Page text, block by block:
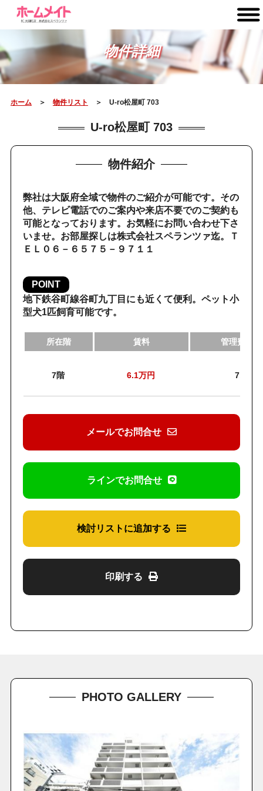
物件詳細
ホーム＞ 物件リスト ＞ U-ro松屋町 703
U-ro松屋町 703
物件紹介
弊社は大阪府全域で物件のご紹介が可能です。その
他、テレビ電話でのご案内や来店不要でのご契約も
可能となっております。お気軽にお問い合わせ下さ
いませ。お部屋探しは株式会社スペランツァ迄。Ｔ
ＥＬ０６－６５７５－９７１１
POINT
地下鉄谷町線谷町九丁目にも近くて便利。ペット小
型犬1匹飼育可能です。
所在階 賃料 管理費・
7階 6.1万円 7,000
メールでお問合せ
ラインでお問合せ
検討リストに追加する
印刷する
PHOTO GALLERY